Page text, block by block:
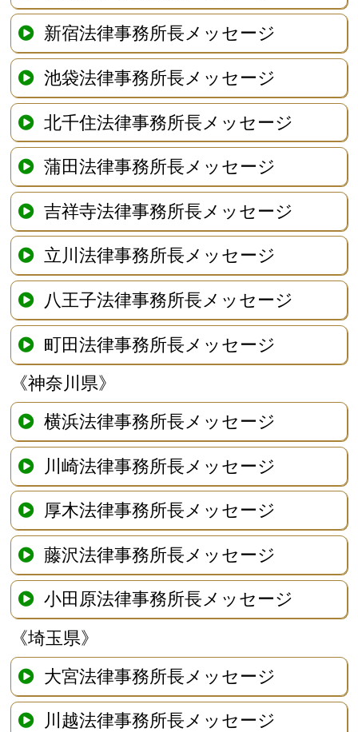
新宿法律事務所長メッセージ
池袋法律事務所長メッセージ
北千住法律事務所長メッセージ
蒲田法律事務所長メッセージ
吉祥寺法律事務所長メッセージ
立川法律事務所長メッセージ
八王子法律事務所長メッセージ
町田法律事務所長メッセージ
《神奈川県》
横浜法律事務所長メッセージ
川崎法律事務所長メッセージ
厚木法律事務所長メッセージ
藤沢法律事務所長メッセージ
小田原法律事務所長メッセージ
《埼玉県》
大宮法律事務所長メッセージ
川越法律事務所長メッセージ